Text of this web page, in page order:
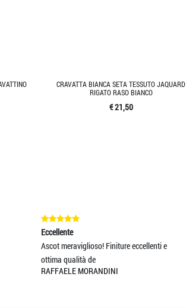
CRAVATTA BIANCA SETA TESSUTO JAQUARD
RIGATO RASO BIANCO
€ 21,50
Ascot meraviglioso! Finiture eccellenti e
ottima qualità de
RAFFAELE MORANDINI
5 stelle